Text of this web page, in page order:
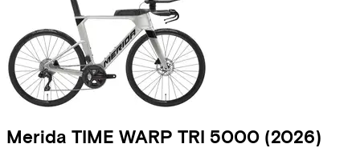
Merida TIME WARP TRI 5000 (2026)